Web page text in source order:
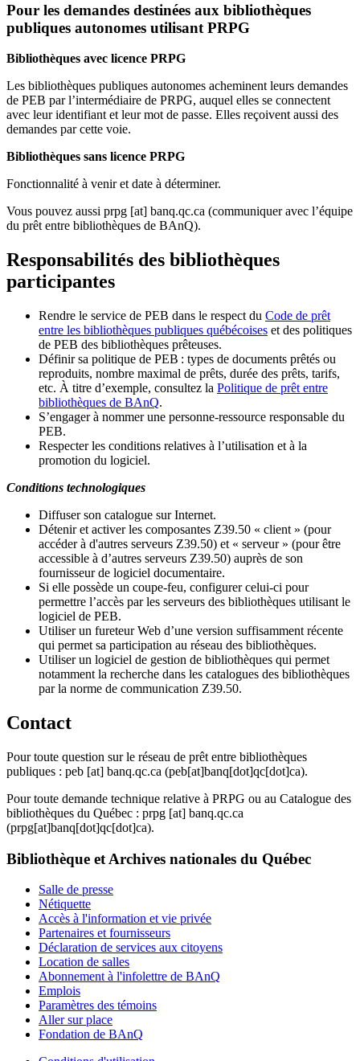
Pour les demandes destinées aux bibliothèques
publiques autonomes utilisant PRPG
Bibliothèques avec licence PRPG
Les bibliothèques publiques autonomes acheminent leurs demandes
de PEB par l’intermédiaire de PRPG, auquel elles se connectent
avec leur identifiant et leur mot de passe. Elles reçoivent aussi des
demandes par cette voie.
Bibliothèques sans licence PRPG
Fonctionnalité à venir et date à déterminer.
Vous pouvez aussi prpg [at] banq.qc.ca (communiquer avec l’équipe
du prêt entre bibliothèques de BAnQ).
Responsabilités des bibliothèques
participantes
Rendre le service de PEB dans le respect du Code de prêt
entre les bibliothèques publiques québécoises et des politiques
de PEB des bibliothèques prêteuses.
Définir sa politique de PEB : types de documents prêtés ou
reproduits, nombre maximal de prêts, durée des prêts, tarifs,
etc. À titre d’exemple, consultez la Politique de prêt entre
bibliothèques de BAnQ.
S’engager à nommer une personne-ressource responsable du
PEB.
Respecter les conditions relatives à l’utilisation et à la
promotion du logiciel.
Conditions technologiques
Diffuser son catalogue sur Internet.
Détenir et activer les composantes Z39.50 « client » (pour
accéder à d'autres serveurs Z39.50) et « serveur » (pour être
accessible à d’autres serveurs Z39.50) auprès de son
fournisseur de logiciel documentaire.
Si elle possède un coupe-feu, configurer celui-ci pour
permettre l’accès par les serveurs des bibliothèques utilisant le
logiciel de PEB.
Utiliser un fureteur Web d’une version suffisamment récente
qui permet sa participation au réseau des bibliothèques.
Utiliser un logiciel de gestion de bibliothèques qui permet
notamment la recherche dans les catalogues des bibliothèques
par la norme de communication Z39.50.
Contact
Pour toute question sur le réseau de prêt entre bibliothèques
publiques : peb [at] banq.qc.ca (peb[at]banq[dot]qc[dot]ca).
Pour toute demande technique relative à PRPG ou au Catalogue des
bibliothèques du Québec : prpg [at] banq.qc.ca
(prpg[at]banq[dot]qc[dot]ca).
Bibliothèque et Archives nationales du Québec
Salle de presse
Nétiquette
Accès à l'information et vie privée
Partenaires et fournisseurs
Déclaration de services aux citoyens
Location de salles
Abonnement à l'infolettre de BAnQ
Emplois
Paramètres des témoins
Aller sur place
Fondation de BAnQ